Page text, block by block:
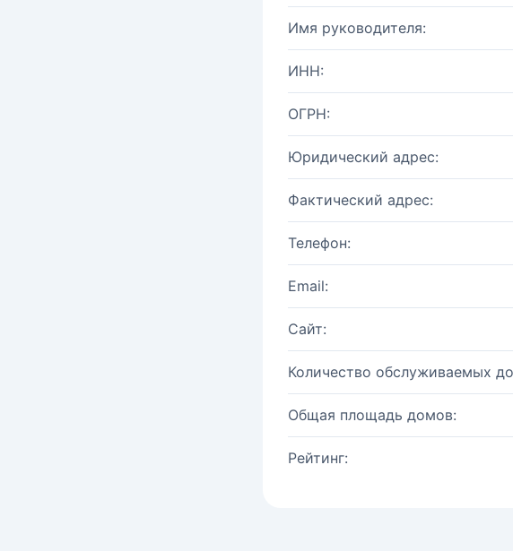
Имя руководителя:
ИНН:
ОГРН:
Юридический адрес:
Фактический адрес:
Телефон:
Email:
Сайт:
Количество обслуживаемых
Общая площадь домов:
Рейтинг: